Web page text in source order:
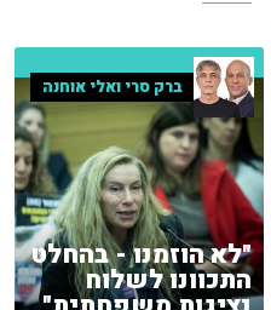
ברק סרי ואלי אוחנה
"לא הוזמנו - בהחלט
התכוונו לשלוח